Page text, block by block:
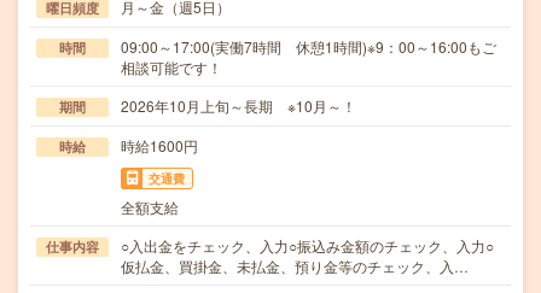
曜日頻度 月～金（週5日）
時間
09:00～17:00(実働7時間 休憩1時間)※9：00～16:00もご
相談可能です！
期間 2026年10月上旬～長期 ※10月～！
時給 時給1600円
交通費
全額支給
仕事内容
○入出金をチェック、入力○振込み金額のチェック、入力○
仮払金、買掛金、未払金、預り金等のチェック、入…